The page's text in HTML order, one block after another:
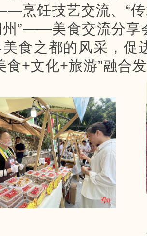
烹饪技艺交流、“传
州”——美食交流分享
食之都的风采，促
食+文化+旅游”融合